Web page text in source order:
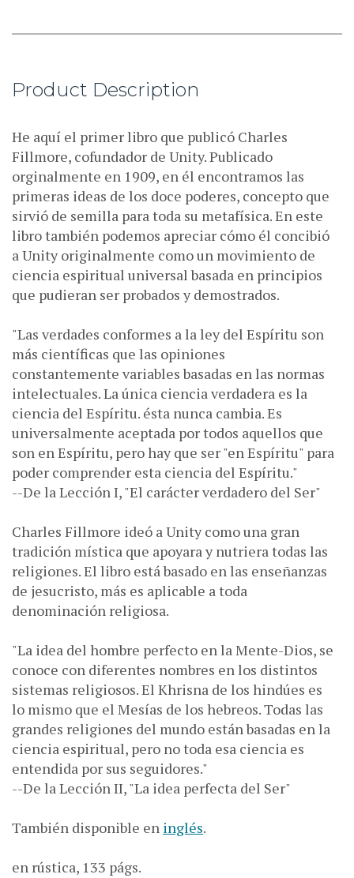
Product Description
He aquí el primer libro que publicó Charles
Fillmore, cofundador de Unity. Publicado
orginalmente en 1909, en él encontramos las
primeras ideas de los doce poderes, concepto que
sirvió de semilla para toda su metafísica. En este
libro también podemos apreciar cómo él concibió
a Unity originalmente como un movimiento de
ciencia espiritual universal basada en principios
que pudieran ser probados y demostrados.
"Las verdades conformes a la ley del Espíritu son
más científicas que las opiniones
constantemente variables basadas en las normas
intelectuales. La única ciencia verdadera es la
ciencia del Espíritu. ésta nunca cambia. Es
universalmente aceptada por todos aquellos que
son en Espíritu, pero hay que ser "en Espíritu" para
poder comprender esta ciencia del Espíritu."
--De la Lección I, "El carácter verdadero del Ser"
Charles Fillmore ideó a Unity como una gran
tradición mística que apoyara y nutriera todas las
religiones. El libro está basado en las enseñanzas
de jesucristo, más es aplicable a toda
denominación religiosa.
"La idea del hombre perfecto en la Mente-Dios, se
conoce con diferentes nombres en los distintos
sistemas religiosos. El Khrisna de los hindúes es
lo mismo que el Mesías de los hebreos. Todas las
grandes religiones del mundo están basadas en la
ciencia espiritual, pero no toda esa ciencia es
entendida por sus seguidores."
--De la Lección II, "La idea perfecta del Ser"
También disponible en inglés.
en rústica, 133 págs.